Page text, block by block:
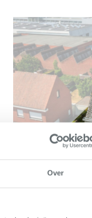
Over
€349.000